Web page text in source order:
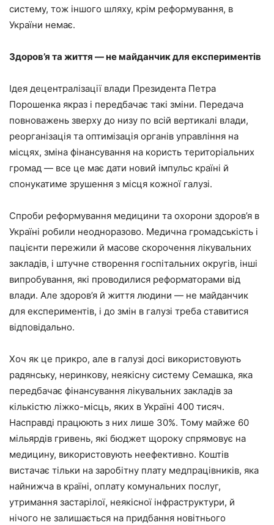
систему, тож іншого шляху, крім реформування, в
України немає.
Здоров’я та життя — не майданчик для експериментів
Ідея децентралізації влади Президента Петра
Порошенка якраз і передбачає такі зміни. Передача
повноважень зверху до низу по всій вертикалі влади,
реорганізація та оптимізація органів управління на
місцях, зміна фінансування на користь територіальних
громад — все це має дати новий імпульс країні й
спонукатиме зрушення з місця кожної галузі.
Спроби реформування медицини та охорони здоров’я в
Україні робили неодноразово. Медична громадськість і
пацієнти пережили й масове скорочення лікувальних
закладів, і штучне створення госпітальних округів, інші
випробування, які проводилися реформаторами від
влади. Але здоров’я й життя людини — не майданчик
для експериментів, і до змін в галузі треба ставитися
відповідально.
Хоч як це прикро, але в галузі досі використовують
радянську, неринкову, неякісну систему Семашка, яка
передбачає фінансування лікувальних закладів за
кількістю ліжко-місць, яких в Україні 400 тисяч.
Насправді працюють з них лише 30%. Тому майже 60
мільярдів гривень, які бюджет щороку спрямовує на
медицину, використовують неефективно. Коштів
вистачає тільки на заробітну плату медпрацівників, яка
найнижча в країні, оплату комунальних послуг,
утримання застарілої, неякісної інфраструктури, й
нічого не залишається на придбання новітнього